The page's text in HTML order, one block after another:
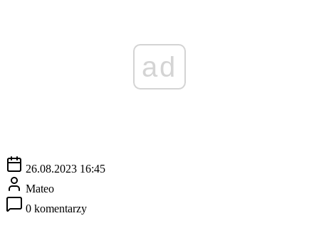
ad
26.08.2023 16:45
Mateo
0 komentarzy